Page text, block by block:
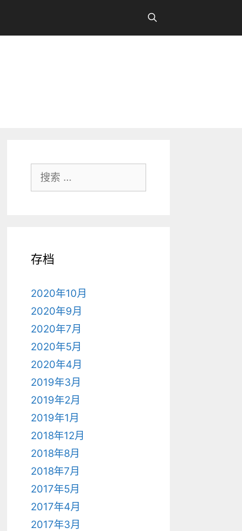
索：
存档
2020年10月
2020年9月
2020年7月
2020年5月
2020年4月
2019年3月
2019年2月
2019年1月
2018年12月
2018年8月
2018年7月
2017年5月
2017年4月
2017年3月